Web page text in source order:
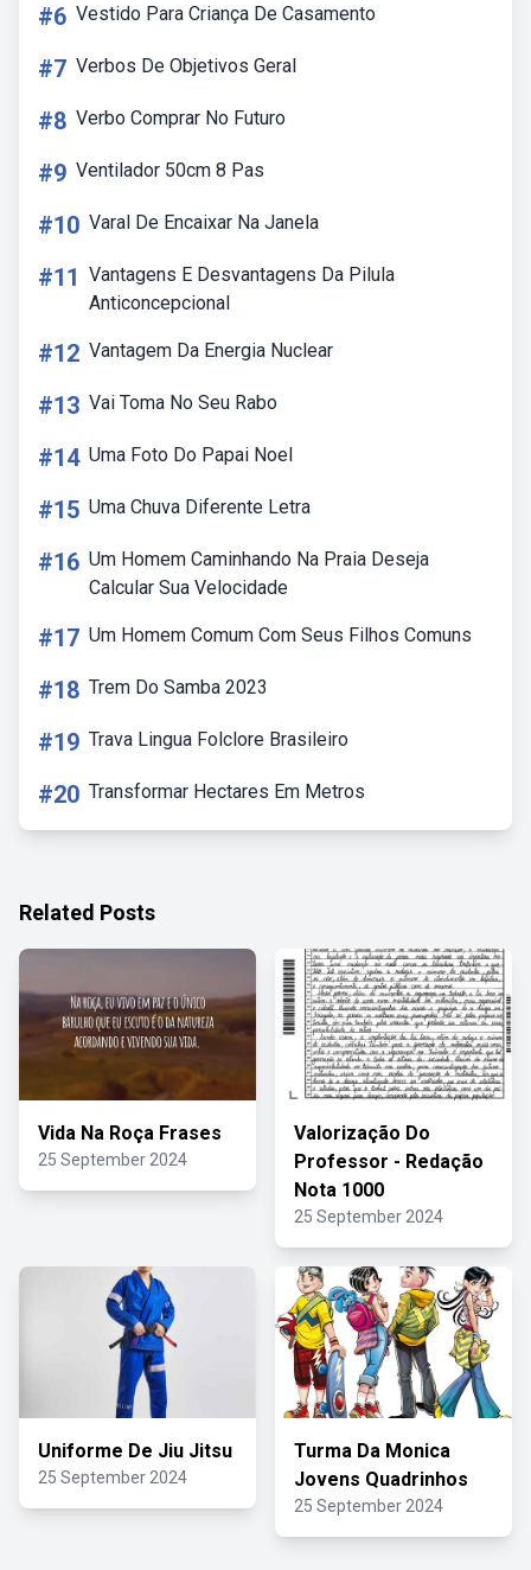
#6 Vestido Para Criança De Casamento
#7 Verbos De Objetivos Geral
#8 Verbo Comprar No Futuro
#9 Ventilador 50cm 8 Pas
#10 Varal De Encaixar Na Janela
#11 Vantagens E Desvantagens Da Pilula
Anticoncepcional
#12 Vantagem Da Energia Nuclear
#13 Vai Toma No Seu Rabo
#14 Uma Foto Do Papai Noel
#15 Uma Chuva Diferente Letra
#16 Um Homem Caminhando Na Praia Deseja
Calcular Sua Velocidade
#17 Um Homem Comum Com Seus Filhos Comuns
#18 Trem Do Samba 2023
#19 Trava Lingua Folclore Brasileiro
#20 Transformar Hectares Em Metros
Related Posts
Vida Na Roça Frases
25 September 2024
Valorização Do
Professor - Redação
Nota 1000
25 September 2024
Uniforme De Jiu Jitsu
25 September 2024
Turma Da Monica
Jovens Quadrinhos
25 September 2024